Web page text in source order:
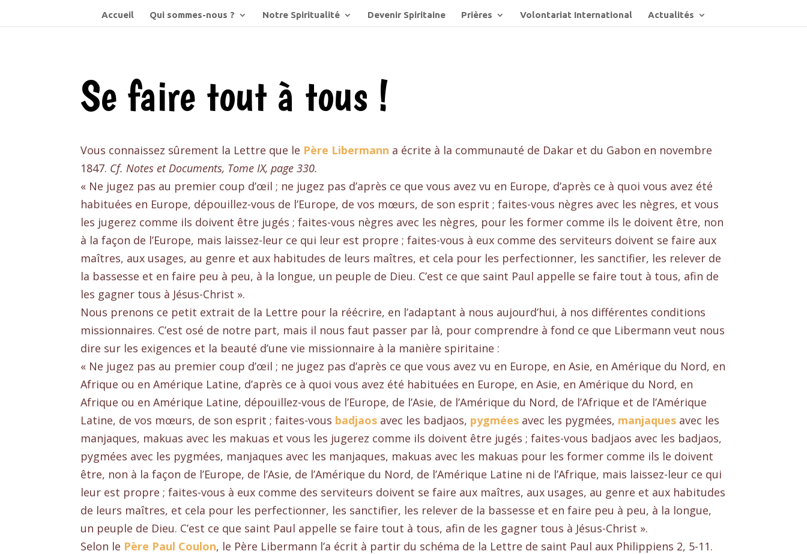
Accueil Qui sommes-nous ? Notre Spiritualité Devenir Spiritaine Prières Volontariat International Actualités
Se faire tout à tous !
Vous connaissez sûrement la Lettre que le Père Libermann a écrite à la communauté de Dakar et du Gabon en novembre
1847. Cf. Notes et Documents, Tome IX, page 330.
« Ne jugez pas au premier coup d’œil ; ne jugez pas d’après ce que vous avez vu en Europe, d’après ce à quoi vous avez été
habituées en Europe, dépouillez-vous de l’Europe, de vos mœurs, de son esprit ; faites-vous nègres avec les nègres, et vous
les jugerez comme ils doivent être jugés ; faites-vous nègres avec les nègres, pour les former comme ils le doivent être, non
à la façon de l’Europe, mais laissez-leur ce qui leur est propre ; faites-vous à eux comme des serviteurs doivent se faire aux
maîtres, aux usages, au genre et aux habitudes de leurs maîtres, et cela pour les perfectionner, les sanctifier, les relever de
la bassesse et en faire peu à peu, à la longue, un peuple de Dieu. C’est ce que saint Paul appelle se faire tout à tous, afin de
les gagner tous à Jésus-Christ ».
Nous prenons ce petit extrait de la Lettre pour la réécrire, en l’adaptant à nous aujourd’hui, à nos différentes conditions
missionnaires. C’est osé de notre part, mais il nous faut passer par là, pour comprendre à fond ce que Libermann veut nous
dire sur les exigences et la beauté d’une vie missionnaire à la manière spiritaine :
« Ne jugez pas au premier coup d’œil ; ne jugez pas d’après ce que vous avez vu en Europe, en Asie, en Amérique du Nord, en
Afrique ou en Amérique Latine, d’après ce à quoi vous avez été habituées en Europe, en Asie, en Amérique du Nord, en
Afrique ou en Amérique Latine, dépouillez-vous de l’Europe, de l’Asie, de l’Amérique du Nord, de l’Afrique et de l’Amérique
Latine, de vos mœurs, de son esprit ; faites-vous badjaos avec les badjaos, pygmées avec les pygmées, manjaques avec les
manjaques, makuas avec les makuas et vous les jugerez comme ils doivent être jugés ; faites-vous badjaos avec les badjaos,
pygmées avec les pygmées, manjaques avec les manjaques, makuas avec les makuas pour les former comme ils le doivent
être, non à la façon de l’Europe, de l’Asie, de l’Amérique du Nord, de l’Amérique Latine ni de l’Afrique, mais laissez-leur ce qui
leur est propre ; faites-vous à eux comme des serviteurs doivent se faire aux maîtres, aux usages, au genre et aux habitudes
de leurs maîtres, et cela pour les perfectionner, les sanctifier, les relever de la bassesse et en faire peu à peu, à la longue,
un peuple de Dieu. C’est ce que saint Paul appelle se faire tout à tous, afin de les gagner tous à Jésus-Christ ».
Selon le Père Paul Coulon, le Père Libermann l’a écrit à partir du schéma de la Lettre de saint Paul aux Philippiens 2, 5-11.